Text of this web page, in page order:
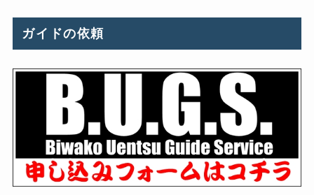
ガイドの依頼